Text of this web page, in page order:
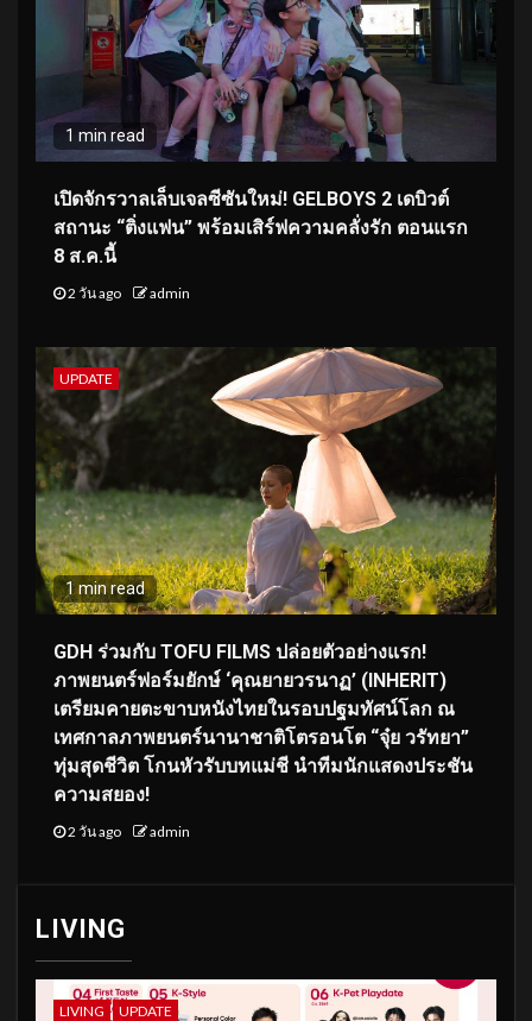
1 min read
เปิดจักรวาลเล็บเจลซีซันใหม่! GELBOYS 2 เดบิวต์
สถานะ “ติ่งแฟน” พร้อมเสิร์ฟความคลั่งรัก ตอนแรก
8 ส.ค.นี้
2 วัน ago admin
UPDATE
1 min read
GDH ร่วมกับ TOFU FILMS ปล่อยตัวอย่างแรก!
ภาพยนตร์ฟอร์มยักษ์ ‘คุณยายวรนาฏ’ (INHERIT)
เตรียมคายตะขาบหนังไทยในรอบปฐมทัศน์โลก ณ
เทศกาลภาพยนตร์นานาชาติโตรอนโต “จุ๋ย วรัทยา”
ทุ่มสุดชีวิต โกนหัวรับบทแม่ชี นำทีมนักแสดงประชัน
ความสยอง!
2 วัน ago admin
LIVING
LIVING UPDATE